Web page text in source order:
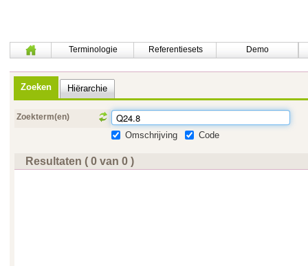
Terminologie Referentiesets Demo
Zoeken Hiërarchie
Zoekterm(en)
Omschrijving Code
Resultaten ( 0 van 0 )